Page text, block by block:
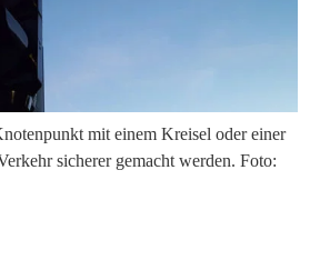
mit einem Kreisel oder einer
sicherer gemacht werden. Foto: